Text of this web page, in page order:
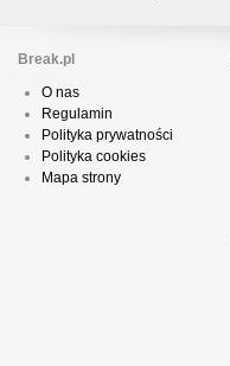
Break.pl
O nas
Regulamin
Polityka prywatności
Polityka cookies
Mapa strony